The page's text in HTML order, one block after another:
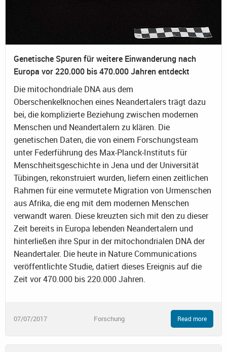
Genetische Spuren für weitere Einwanderung nach
Europa vor 220.000 bis 470.000 Jahren entdeckt
Die mitochondriale DNA aus dem
Oberschenkelknochen eines Neandertalers trägt dazu
bei, die komplizierte Beziehung zwischen modernen
Menschen und Neandertalern zu klären. Die
genetischen Daten, die von einem Forschungsteam
unter Federführung des Max-Planck-Instituts für
Menschheitsgeschichte in Jena und der Universität
Tübingen, rekonstruiert wurden, liefern einen zeitlichen
Rahmen für eine vermutete Migration von Urmenschen
aus Afrika, die eng mit dem modernen Menschen
verwandt waren. Diese kreuzten sich mit den zu dieser
Zeit bereits in Europa lebenden Neandertalern und
hinterließen ihre Spur in der mitochondrialen DNA der
Neandertaler. Die heute in Nature Communications
veröffentlichte Studie, datiert dieses Ereignis auf die
Zeit vor 470.000 bis 220.000 Jahren.
07/07/2017 Forschung Read more